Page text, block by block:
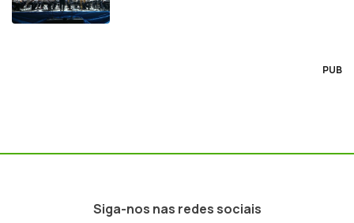
PUB
Siga-nos nas redes sociais